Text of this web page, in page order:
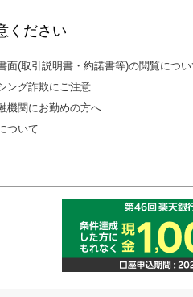
ください
面(取引説明書・約諾書等)の閲覧につ
ング詐欺にご注意
機関にお勤めの方へ
ついて